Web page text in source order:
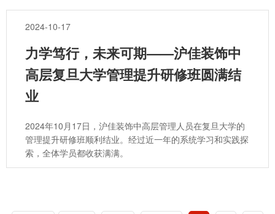
2024-10-17
力学笃行，未来可期——沪佳装饰中
高层复旦大学管理提升研修班圆满结
业
2024年10月17日，沪佳装饰中高层管理人员在复旦大学的
管理提升研修班顺利结业。经过近一年的系统学习和实践探
索，全体学员都收获满满。